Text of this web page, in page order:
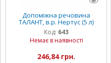
Допоміжна речовина
ТАЛАНТ, в.р. Нертус (5 л)
Код: 643
Немає в наявності
246,84 грн.